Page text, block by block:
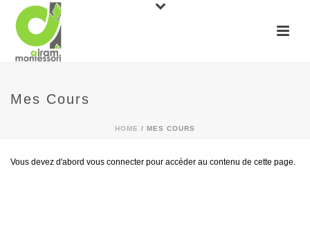
Mes Cours
HOME / MES COURS
Vous devez d'abord vous connecter pour accéder au contenu de cette page.